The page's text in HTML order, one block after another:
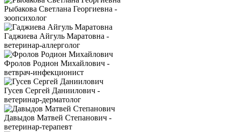
Рыбакова Светлана Георгиевна -
зоопсихолог
Гаджиева Айгуль Маратовна -
ветеринар-аллерголог
Фролов Родион Михайлович -
ветврач-инфекционист
Гусев Сергей Даниилович -
ветеринар-дерматолог
Давыдов Матвей Степанович -
ветеринар-терапевт